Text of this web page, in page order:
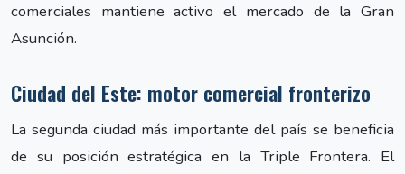
comerciales mantiene activo el mercado de la Gran
Asunción.
Ciudad del Este: motor comercial fronterizo
La segunda ciudad más importante del país se beneficia
de su posición estratégica en la Triple Frontera. El